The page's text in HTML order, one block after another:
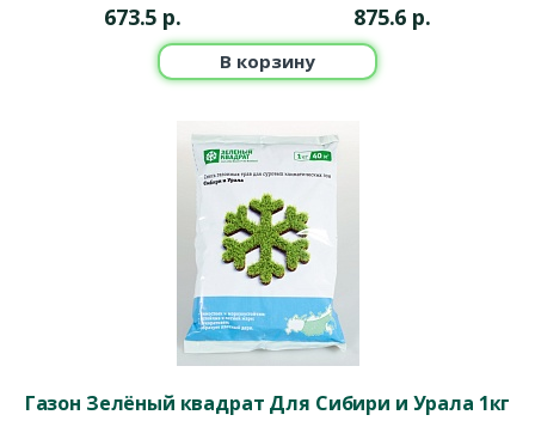
673.5 р. 875.6 р.
В корзину
Газон Зелёный квадрат Для Сибири и Урала 1кг